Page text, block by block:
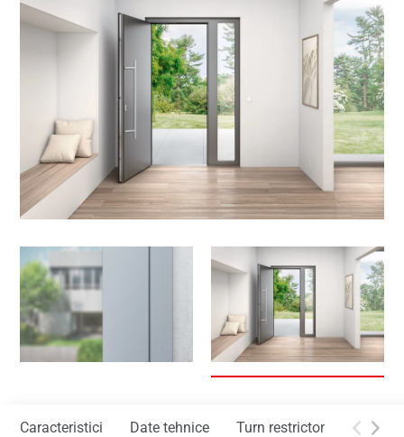
Caracteristici Date tehnice Turn restrictor